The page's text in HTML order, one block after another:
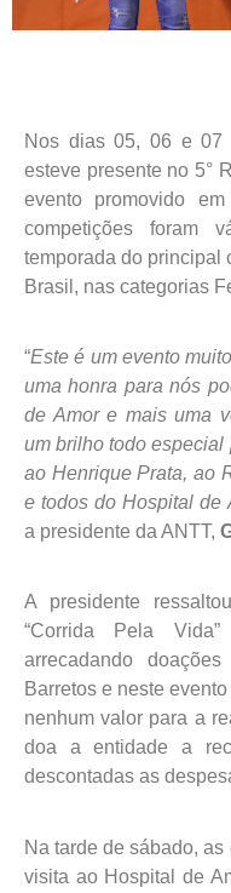
Nos dias 05, 06 e 07
esteve presente no 5°
evento promovido
competições foram
temporada do principal
Brasil, nas categorias
“Este é um evento
uma honra para nós
de Amor e mais uma
um brilho todo especial
ao Henrique Prata, ao
e todos do Hospital de
a presidente da ANTT,
A presidente
“Corrida Pela
arrecadando
Barretos e neste
nenhum valor para a
doa a entidade a
descontadas as
Na tarde de sábado,
visita ao Hospital de